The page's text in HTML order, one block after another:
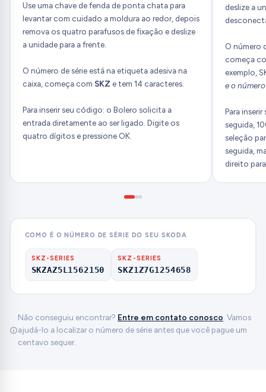
Use uma chave de fenda de ponta chata para
levantar com cuidado a moldura ao redor, depois
remova os quatro parafusos de fixação e deslize
a unidade para a frente.
O número de série está na etiqueta adesiva na
caixa, começa com SKZ e tem 14 caracteres.
Para inserir seu código: o Bolero solicita a
entrada diretamente ao ser ligado. Digite os
quatro dígitos e pressione OK.
deslize a
O número
começa
exemplo,
e o
Para
seguida,
seleção
seguida,
direito
COMO É O NÚMERO DE SÉRIE DO SEU SKODA
SKZ-SERIES
SKZAZ5L1562150
SKZ-SERIES
SKZ1Z7G1254658
Não conseguiu encontrar? Entre em contato conosco. Vamos
ajudá-lo a localizar o número de série antes que você pague um
centavo sequer.